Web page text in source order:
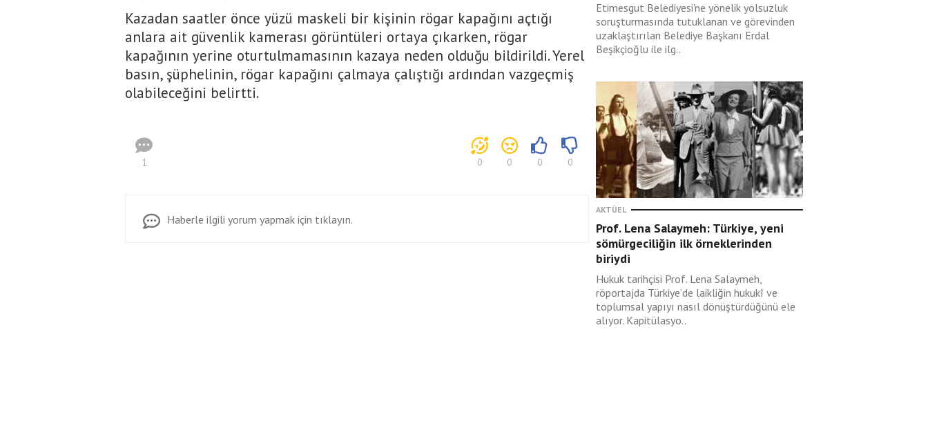
Kazadan saatler önce yüzü maskeli bir kişinin rögar kapağını açtığı
anlara ait güvenlik kamerası görüntüleri ortaya çıkarken, rögar
kapağının yerine oturtulmamasının kazaya neden olduğu bildirildi. Yerel
basın, şüphelinin, rögar kapağını çalmaya çalıştığı ardından vazgeçmiş
olabileceğini belirtti.
1 0 0 0 0
Haberle ilgili yorum yapmak için tıklayın.
Etimesgut Belediyesi'ne yönelik yolsuzluk
soruşturmasında tutuklanan ve görevinden
uzaklaştırılan Belediye Başkanı Erdal
Beşikçioğlu ile ilg..
AKTÜEL
Prof. Lena Salaymeh: Türkiye, yeni
sömürgeciliğin ilk örneklerinden
biriydi
Hukuk tarihçisi Prof. Lena Salaymeh,
röportajda Türkiye’de laikliğin hukukî ve
toplumsal yapıyı nasıl dönüştürdüğünü ele
alıyor. Kapitülasyo..